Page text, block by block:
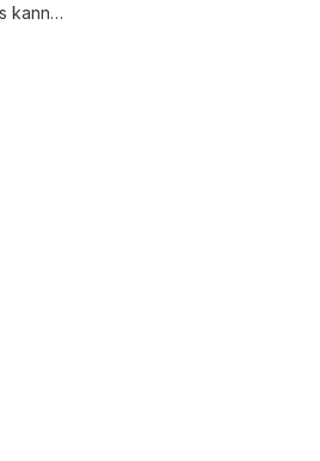
kann…